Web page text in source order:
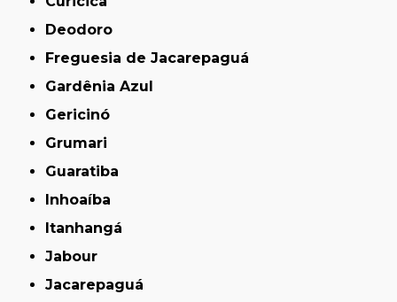
Deodoro
Freguesia de Jacarepaguá
Gardênia Azul
Gericinó
Grumari
Guaratiba
Inhoaíba
Itanhangá
Jabour
Jacarepaguá